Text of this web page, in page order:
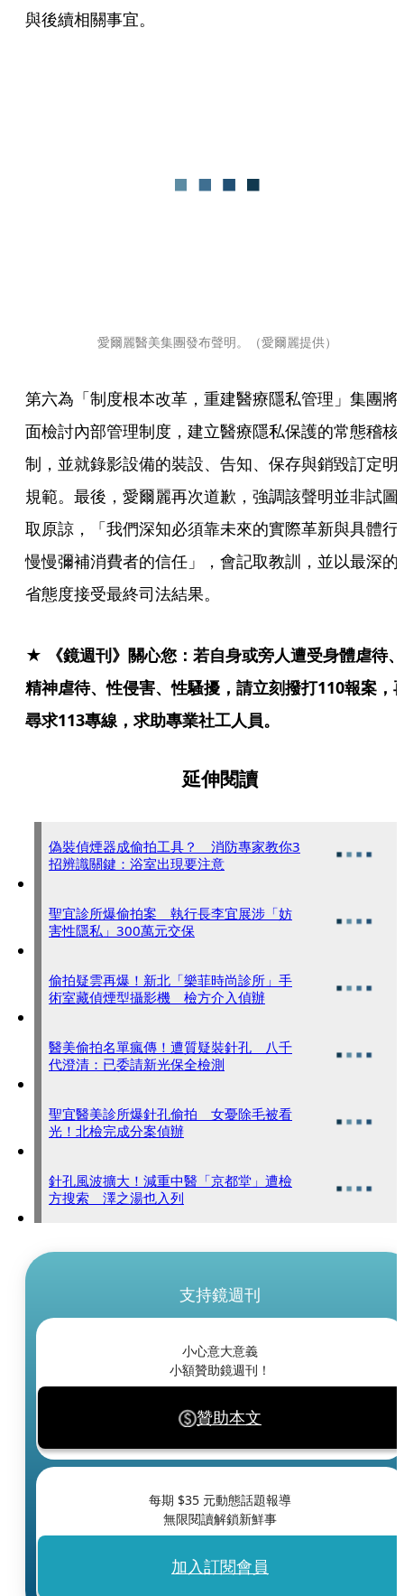
與後續相關事宜。
愛爾麗醫美集團發布聲明。（愛爾麗提供）
第六為「制度根本改革，重建醫療隱私管理」集團將
面檢討內部管理制度，建立醫療隱私保護的常態稽核
制，並就錄影設備的裝設、告知、保存與銷毀訂定明
規範。最後，愛爾麗再次道歉，強調該聲明並非試圖
取原諒，「我們深知必須靠未來的實際革新與具體行
慢慢彌補消費者的信任」，會記取教訓，並以最深的
省態度接受最終司法結果。
★ 《鏡週刊》關心您：若自身或旁人遭受身體虐待、
精神虐待、性侵害、性騷擾，請立刻撥打110報案，
尋求113專線，求助專業社工人員。
延伸閱讀
偽裝偵煙器成偷拍工具？ 消防專家教你3
招辨識關鍵：浴室出現要注意
聖宜診所爆偷拍案 執行長李宜展涉「妨
害性隱私」300萬元交保
偷拍疑雲再爆！新北「樂菲時尚診所」手
術室藏偵煙型攝影機 檢方介入偵辦
醫美偷拍名單瘋傳！遭質疑裝針孔 八千
代澄清：已委請新光保全檢測
聖宜醫美診所爆針孔偷拍 女憂除毛被看
光！北檢完成分案偵辦
針孔風波擴大！減重中醫「京都堂」遭檢
方搜索 澤之湯也入列
支持鏡週刊
小心意大意義
小額贊助鏡週刊！
贊助本文
每期 $35 元動態話題報導
無限閱讀解鎖新鮮事
加入訂閱會員